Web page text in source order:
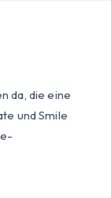
da, die eine
und Smile